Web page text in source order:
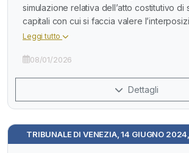
simulazione relativa dell’atto costitutivo di
capitali con cui si faccia valere
Leggi tutto
08/01/2026
Dettagli
TRIBUNALE DI VENEZIA, 14 GIUGNO